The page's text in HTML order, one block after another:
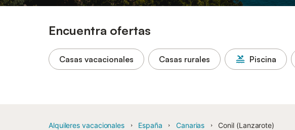
Encuentra ofertas
Casas vacacionales Casas rurales Piscina
Alquileres vacacionales España Canarias Conil (Lanzarote)